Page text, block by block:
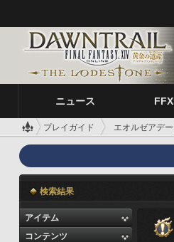
ニュース
プレイガイド エオルゼアデ
検索結果
アイテム
コンテンツ